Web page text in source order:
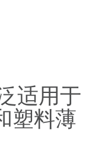
适用于
塑料薄